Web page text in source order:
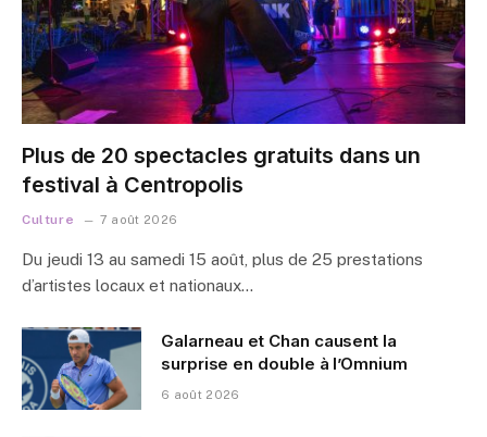
Plus de 20 spectacles gratuits dans un
festival à Centropolis
Culture 7 août 2026
Du jeudi 13 au samedi 15 août, plus de 25 prestations
d’artistes locaux et nationaux…
Galarneau et Chan causent la
surprise en double à l’Omnium
6 août 2026